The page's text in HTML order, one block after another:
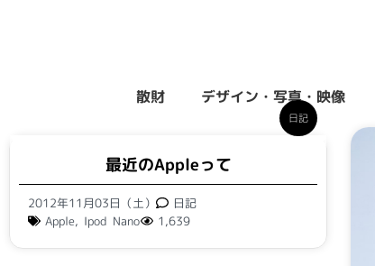
散財 デザイン・写真・映像
日記
最近のAppleって
2012年11月03日（土）
日記
Apple, Ipod Nano 1,639